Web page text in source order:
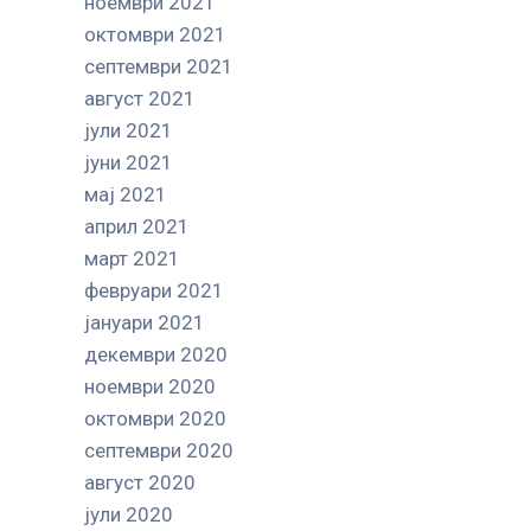
октомври 2021
септември 2021
август 2021
јули 2021
јуни 2021
мај 2021
април 2021
март 2021
февруари 2021
јануари 2021
декември 2020
ноември 2020
октомври 2020
септември 2020
август 2020
јули 2020